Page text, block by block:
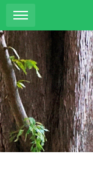
S
u
b
P
o
m
o
t
i